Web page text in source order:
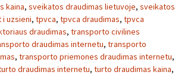
kaina, sveikatos draudimas lietuvoje, sveikatos
uzsieni, tpvca, tpvca draudimas, tpvca
draudimas, transporto civilines
draudimas internetu, transporto
, transporto priemones draudimas internetu,
draudimas internetu, turto draudimas kaina,